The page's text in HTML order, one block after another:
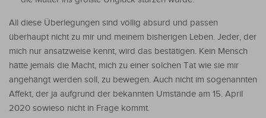
All diese Überlegungen sind völlig absurd und passen
überhaupt nicht zu mir und meinem bisherigen Leben. Jeder, der
mich nur ansatzweise kennt, wird das bestätigen. Kein Mensch
hätte jemals die Macht, mich zu einer solchen Tat wie sie mir
angehängt werden soll, zu bewegen. Auch nicht im sogenannten
Affekt, der ja aufgrund der bekannten Umstände am 15. April
2020 sowieso nicht in Frage kommt.